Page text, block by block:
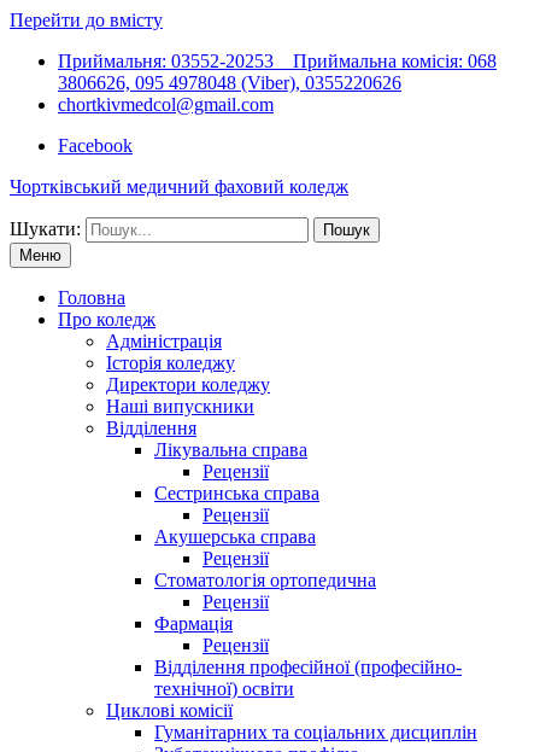
Перейти до вмісту
Приймальня: 03552-20253 Приймальна комісія: 068
3806626, 095 4978048 (Viber), 0355220626
chortkivmedcol@gmail.com
Facebook
Чортківський медичний фаховий коледж
Шукати:
Меню
Головна
Про коледж
Адміністрація
Історія коледжу
Директори коледжу
Наші випускники
Відділення
Лікувальна справа
Рецензії
Сестринська справа
Рецензії
Акушерська справа
Рецензії
Стоматологія ортопедична
Рецензії
Фармація
Рецензії
Відділення професійної (професійно-
технічної) освіти
Циклові комісії
Гуманітарних та соціальних дисциплін